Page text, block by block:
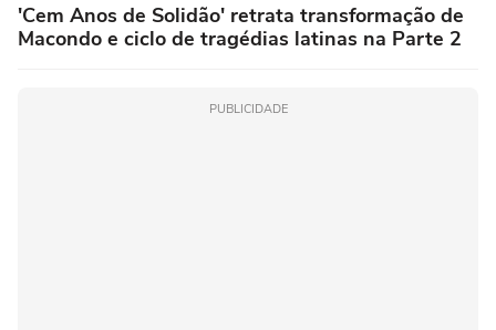
'Cem Anos de Solidão' retrata transformação de
Macondo e ciclo de tragédias latinas na Parte 2
PUBLICIDADE